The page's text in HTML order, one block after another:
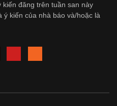
đăng trên tuần san này
ý kiến của nhà báo và/hoặc là